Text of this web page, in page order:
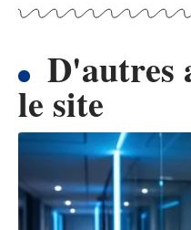
D'autres
le site